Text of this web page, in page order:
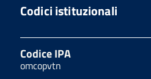
Codici istituzionali
Codice IPA
omcopvtn